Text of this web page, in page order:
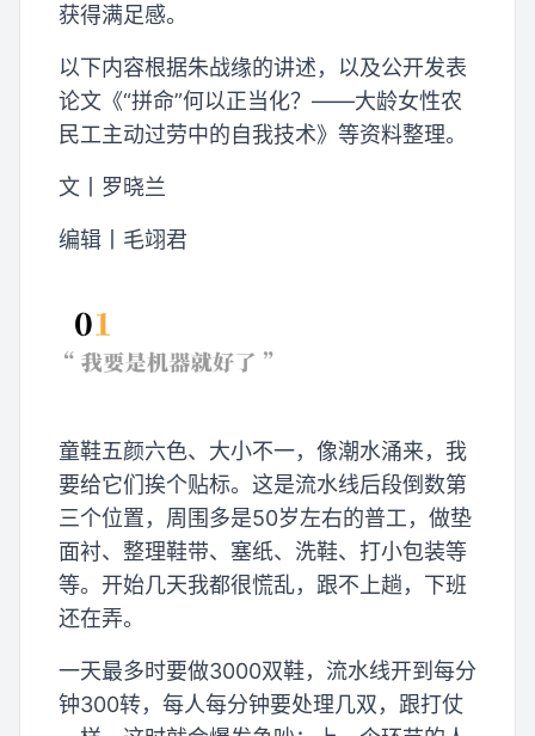
获得满足感。
以下内容根据朱战缘的讲述，以及公开发表
论文《“拼命”何以正当化？——大龄女性农
民工主动过劳中的自我技术》等资料整理。
文丨罗晓兰
编辑丨毛翊君
童鞋五颜六色、大小不一，像潮水涌来，我
要给它们挨个贴标。这是流水线后段倒数第
三个位置，周围多是50岁左右的普工，做垫
面衬、整理鞋带、塞纸、洗鞋、打小包装等
等。开始几天我都很慌乱，跟不上趟，下班
还在弄。
一天最多时要做3000双鞋，流水线开到每分
钟300转，每人每分钟要处理几双，跟打仗